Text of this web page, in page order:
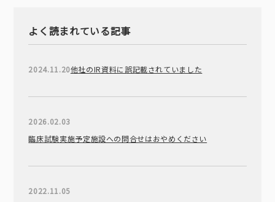
よく読まれている記事
2024.11.20他社のIR資料に誤記載されていました
2026.02.03
臨床試験実施予定施設への問合せはおやめください
2022.11.05